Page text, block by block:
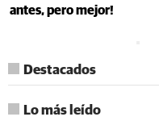
antes, pero mejor!
Destacados
Lo más leído